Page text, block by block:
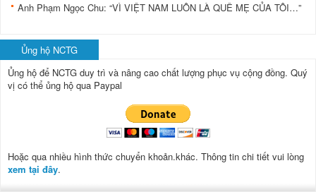
Anh Phạm Ngọc Chu: “VÌ VIỆT NAM LUÔN LÀ QUÊ MẸ CỦA TÔI…”
Ủng hộ NCTG
Ủng hộ để NCTG duy trì và nâng cao chất lượng phục vụ cộng đồng. Quý
vị có thể ủng hộ qua Paypal
Hoặc qua nhiều hình thức chuyển khoản.khác. Thông tin chi tiết vui lòng
xem tại đây.